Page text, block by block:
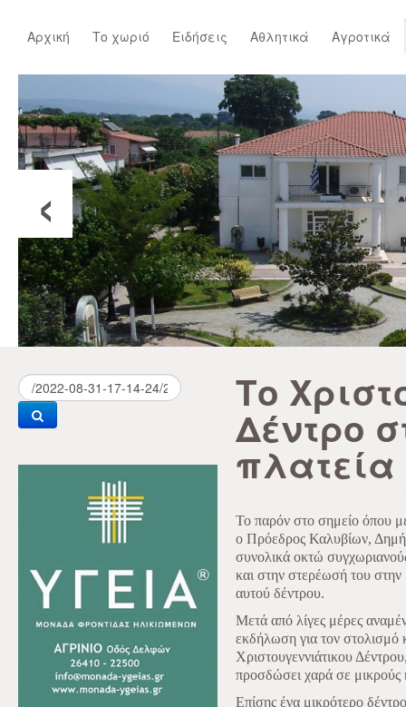
Αρχική Το χωριό Ειδήσεις Αθλητικά Αγροτικά
‹
Το
Δέντρο
Το παρόν στο σημείο όπου
ο Πρόεδρος Καλυβίων,
συνολικά οκτώ
και στην στερέωσή του
αυτού δέντρου.
Μετά από λίγες μέρες
εκδήλωση για τον στολισμό
Χριστουγεννιάτικου
προσδώσει χαρά σε μικρούς
Επίσης ένα μικρότερο